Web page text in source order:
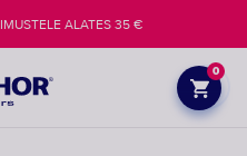
0
ALATES 35 €